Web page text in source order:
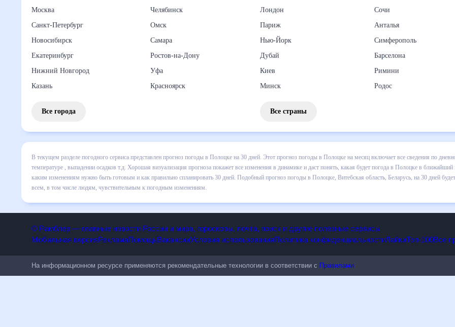
Москва
Санкт-Петербург
Новосибирск
Екатеринбург
Нижний Новгород
Казань
Челябинск
Омск
Самара
Ростов-на-Дону
Уфа
Красноярск
Все города
Лондон
Париж
Нью-Йорк
Дубай
Киев
Минск
Сочи
Анталья
Симферополь
Барселона
Римини
Родос
Все страны
В текущем разделе погодного сервиса представлен прогноз погоды в Полоцке на 30 дней. Этот прогноз погоды в Полоцке на
включает все сведения по дневной температуре , выпадении осадков т.д. Хорошая визуализация прогноза покажет все
динамике и даст понять, какая будет погода в Полоцке в ближайший месяц, к каким изменениям нужно быть готовым и как
спланировать 30 дней. Подобный прогноз погоды в Полоцке, Витебская область, Беларусь, на 30 дней будет полезен всем, в
© Рамблер — главные новости России и мира, гороскопы, почта, поиск и другие полезные сервисы
На информационном ресурсе применяются рекомендательные технологии в соответствии сПравилами